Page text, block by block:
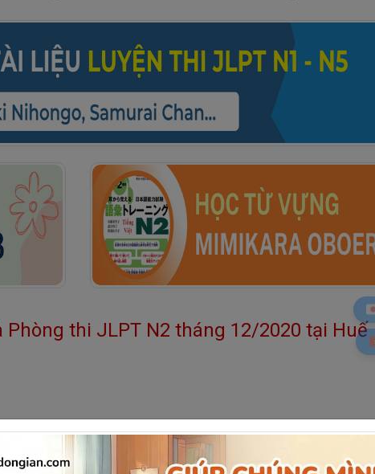
Phòng thi JLPT N2 tháng 12/2020 tại Huế